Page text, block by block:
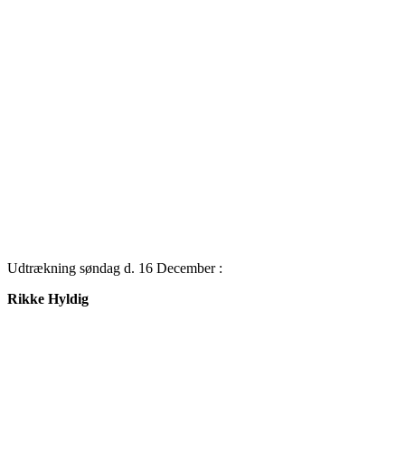
Udtrækning søndag d. 16 December :
Rikke Hyldig